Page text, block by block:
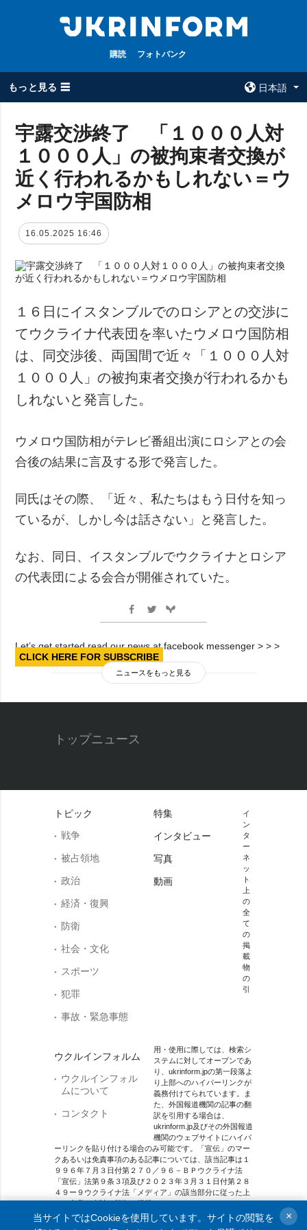
購読 フォトバンク
もっと見る ☰
日本語
全てのトピック
戦争
被占領地
経済・復興
防衛
社会・文化
スポーツ
犯罪
事故・緊急事態
ウクルインフォ
ルム
ウクルインフォル
追加
特集
写真
動画
サービス
宇露交渉終了 「１０００人対
１０００人」の被拘束者交換が
近く行われるかもしれない＝ウ
メロウ宇国防相
16.05.2025 16:46
１６日にイスタンブルでのロシアとの交渉に
てウクライナ代表団を率いたウメロウ国防相
は、同交渉後、両国間で近々「１０００人対
１０００人」の被拘束者交換が行われるかも
しれないと発言した。
ウメロウ国防相がテレビ番組出演にロシアとの会
合後の結果に言及する形で発言した。
同氏はその際、「近々、私たちはもう日付を知っ
ているが、しかし今は話さない」と発言した。
なお、同日、イスタンブルでウクライナとロシア
の代表団による会合が開催されていた。
Let’s get started read our news at facebook messenger > > >
CLICK HERE FOR SUBSCRIBE
ニュースをもっと見る
トップニュース
トピック
戦争
被占領地
政治
経済・復興
防衛
社会・文化
スポーツ
犯罪
事故・緊急事態
ウクルインフォルム
ウクルインフォル
ムについて
コンタクト
特集
インタビュー
写真
動画
イ
ン
タ
ー
ネ
ッ
ト
上
の
全
て
の
掲
載
物
の
引
用・使用に際しては、検索シ
ステムに対してオープンであ
り、ukrinform.jpの第一段落よ
り上部へのハイパーリンクが
義務付けてられています。ま
た、外国報道機関の記事の翻
訳を引用する場合は、
ukrinform.jp及びその外国報道
機関のウェブサイトにハイパ
ーリンクを貼り付ける場合のみ可能です。「宣伝」のマー
クあるいは免責事項のある記事については、該当記事は１
９９６年７月３日付第２７０／９６－ＢＰウクライナ法
「宣伝」法第９条３項及び２０２３年３月３１日付第２８
４９ー９ウクライナ法「メディア」の該当部分に従った上
で、合意／会計を根拠に掲載されています。
オンラインメディア主体 メディア識別番号：R40-01421.
当サイトではCookieを使用しています。サイトの閲覧を
×